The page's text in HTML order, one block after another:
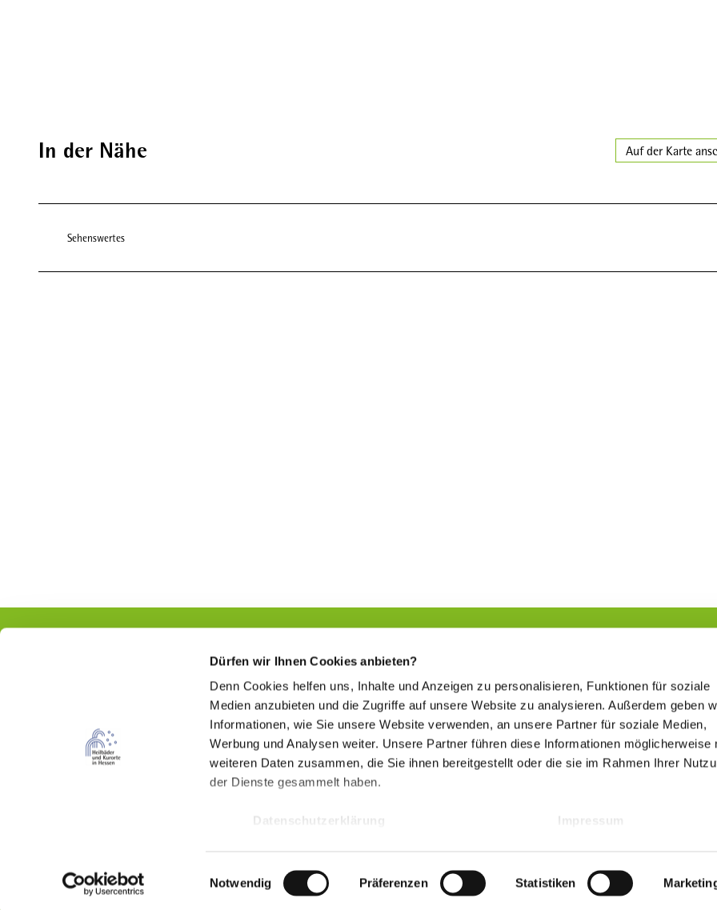
Dürfen wir Ihnen Cookies anbieten?
Denn Cookies helfen uns, Inhalte und Anzeigen zu personalisieren, Funktionen für soziale
Medien anzubieten und die Zugriffe auf unsere Website zu analysieren. Außerdem geben
Informationen, wie Sie unsere Website verwenden, an unsere Partner für soziale Medien,
Werbung und Analysen weiter. Unsere Partner führen diese Informationen möglicherweise
weiteren Daten zusammen, die Sie ihnen bereitgestellt oder die sie im Rahmen Ihrer
der Dienste gesammelt haben.
Datenschutzerklärung Impressum
i
Notwendig Präferenzen Statistiken
In der Nähe Auf der Karte
Sehenswertes
Hessischer Heilbäderverband e.V.
Wilhelmstraße 18
I
Y
Sich etwas Gutes tun
www.kur-in-hessen.de
Hessischer Heilbäderverband